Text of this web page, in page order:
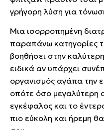
γρήγορη λύση για
Μια ισορροπημένη
παραπάνω κατηγορίες
βοηθήσει στην
ειδικά αν υπάρχει
οργανισμός αγάπα την
οπότε όσο μεγαλύτερη
εγκέφαλος και το
πιο εύκολη και ήρεμη